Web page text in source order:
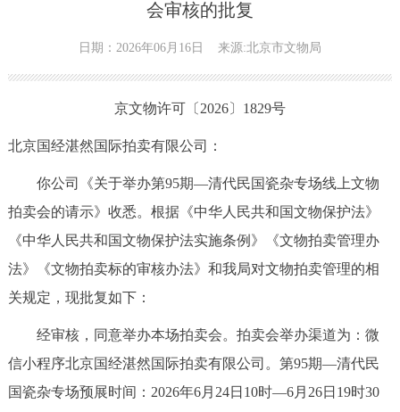
会审核的批复
日期：2026年06月16日 来源:北京市文物局
京文物许可〔2026〕1829号
北京国经湛然国际拍卖有限公司：
你公司《关于举办第95期—清代民国瓷杂专场线上文物
拍卖会的请示》收悉。根据《中华人民共和国文物保护法》
《中华人民共和国文物保护法实施条例》《文物拍卖管理办
法》《文物拍卖标的审核办法》和我局对文物拍卖管理的相
关规定，现批复如下：
经审核，同意举办本场拍卖会。拍卖会举办渠道为：微
信小程序北京国经湛然国际拍卖有限公司。第95期—清代民
国瓷杂专场预展时间：2026年6月24日10时—6月26日19时30